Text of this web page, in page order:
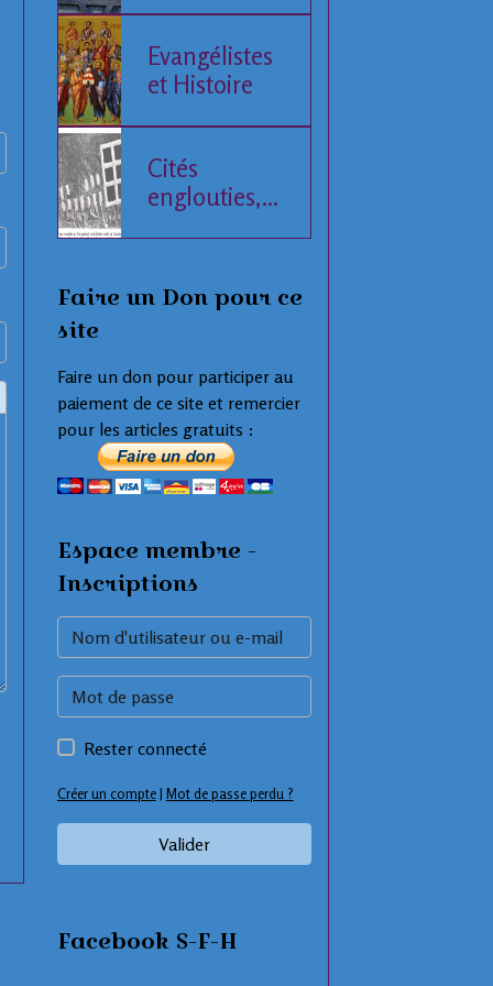
Evangélistes
et Histoire
Cités
englouties,
Faire un Don pour ce
site
Faire un don pour participer au
paiement de ce site et remercier
pour les articles gratuits :
Espace membre -
Inscriptions
Rester connecté
Créer un compte| Mot de passe perdu ?
Valider
Facebook S-F-H